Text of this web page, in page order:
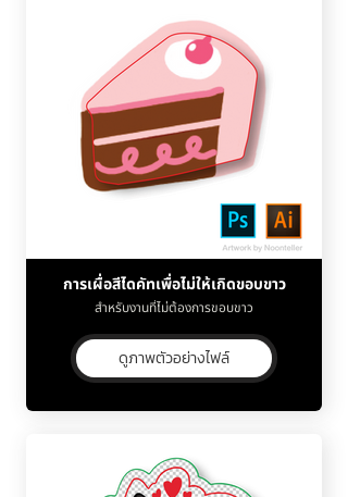
การเผื่อสีไดคัทเพื่อไม่ให้เกิดขอบขาว
สำหรับงานที่ไม่ต้องการขอบขาว
ดูภาพตัวอย่างไฟล์